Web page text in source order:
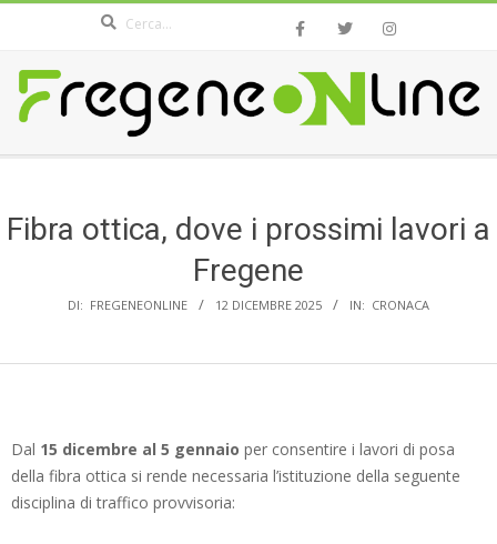
content
FREGENEONLINE.COM
Menu
Fibra ottica, dove i prossimi lavori a
Fregene
DI: FREGENEONLINE 12 DICEMBRE 2025 IN: CRONACA
Dal 15 dicembre al 5 gennaio per consentire i lavori di posa
della fibra ottica si rende necessaria l’istituzione della seguente
disciplina di traffico provvisoria: